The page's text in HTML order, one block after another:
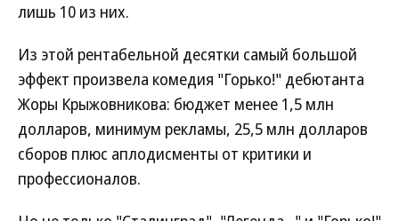
лишь 10 из них.
Из этой рентабельной десятки самый большой
эффект произвела комедия "Горько!" дебютанта
Жоры Крыжовникова: бюджет менее 1,5 млн
долларов, минимум рекламы, 25,5 млн долларов
сборов плюс аплодисменты от критики и
профессионалов.